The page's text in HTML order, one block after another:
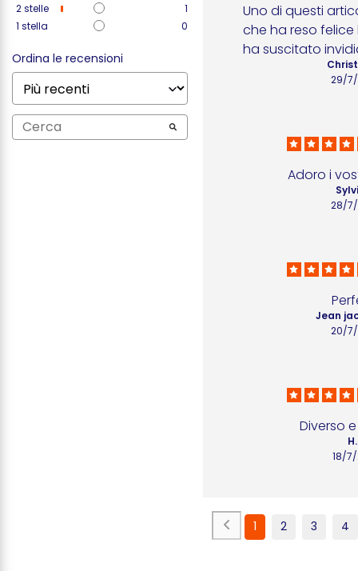
2stelle
1
1 stella 0
Ordina le recensioni
Uno di questi
che ha reso
ha suscitato
29/
Adoro i
28/
20/
Jean
Diverso
18/
1 2 3 4